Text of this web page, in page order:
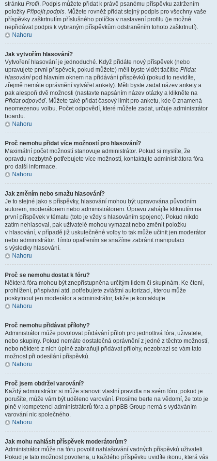
stránku Profil. Podpis můžete přidat k právě psanému příspěvku zatržením
položky Připojit podpis. Můžete rovněž přidat stejný podpis pro všechny vaše
příspěvky zaškrtnutím příslušného políčka v nastavení profilu (je možné
nepřidávat podpis k vybraným příspěvkům odstraněním tohoto zaškrtnutí).
Nahoru
Jak vytvořím hlasování?
Vytvoření hlasování je jednoduché. Když přidáte nový příspěvek (nebo
upravujete první příspěvek, pokud můžete) měli byste vidět tlačítko Přidat
hlasování pod hlavním oknem na přidávání příspěvků (pokud to nevidíte,
zřejmě nemáte oprávnění vytvářet ankety). Měli byste zadat název ankety a
pak alespoň dvě možnosti (nastavte napsáním název otázky a klikněte na
Přidat odpověď. Můžete také přidat časový limit pro anketu, kde 0 znamená
neomezenou volbu. Počet odpovědí, které můžete zadat, určuje administrátor
boardu.
Nahoru
Proč nemohu přidat více možností pro hlasování?
Maximální počet možností stanovuje administrátor. Pokud si myslíte, že
opravdu nezbytně potřebujete více možností, kontaktujte administrátora fóra
pro další informace.
Nahoru
Jak změním nebo smažu hlasování?
Je to stejné jako s příspěvky, hlasování mohou být upravována původním
autorem, moderátorem nebo administrátorem. Úpravu zahájíte kliknutím na
první příspěvek v tématu (toto je vždy s hlasováním spojeno). Pokud nikdo
zatím nehlasoval, pak uživatelé mohou vymazat nebo změnit položku
v hlasování, v případě již uskutečněné volby to tak může učinit jen moderátor
nebo administrátor. Tímto opatřením se snažíme zabránit manipulaci
s výsledky hlasování.
Nahoru
Proč se nemohu dostat k fóru?
Některá fóra mohou být znepřístupněna určitým lidem či skupinám. Ke čtení,
prohlížení, přispívání atd. potřebujete zvláštní autorizaci, kterou může
poskytnout jen moderátor a administrátor, takže je kontaktujte.
Nahoru
Proč nemohu přidávat přílohy?
Administrátor může povolovat přidávání příloh pro jednotlivá fóra, uživatele,
nebo skupiny. Pokud nemáte dostatečná oprávnění z jedné z těchto možností,
nebo některé z nich úplně zabraňují přidávat přílohy, nezobrazí se vám tato
možnost při odesílání příspěvků.
Nahoru
Proč jsem obdržel varování?
Každý administrátor si může stanovit vlastní pravidla na svém fóru, pokud je
porušíte, může vám být uděleno varování. Prosíme berte na vědomí, že toto je
plně v kompetenci administrátorů fóra a phpBB Group nemá s vydáváním
varování nic společného.
Nahoru
Jak mohu nahlásit příspěvek moderátorům?
Administrátor může na fóru povolit nahlašování vadných příspěvků uživateli.
Pokud je tato možnost povolena, u každého příspěvku uvidíte ikonu, která vás